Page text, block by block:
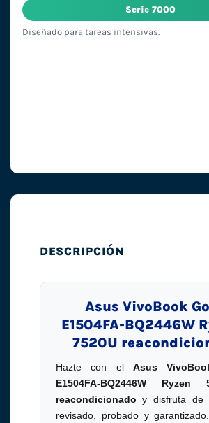
Serie 7000
Diseñado para tareas intensivas.
DESCRIPCIÓN
Asus VivoBook
E1504FA-BQ2446W
7520U
Hazte con el Asus
E1504FA-BQ2446W
reacondicionado y disfruta de
revisado, probado y